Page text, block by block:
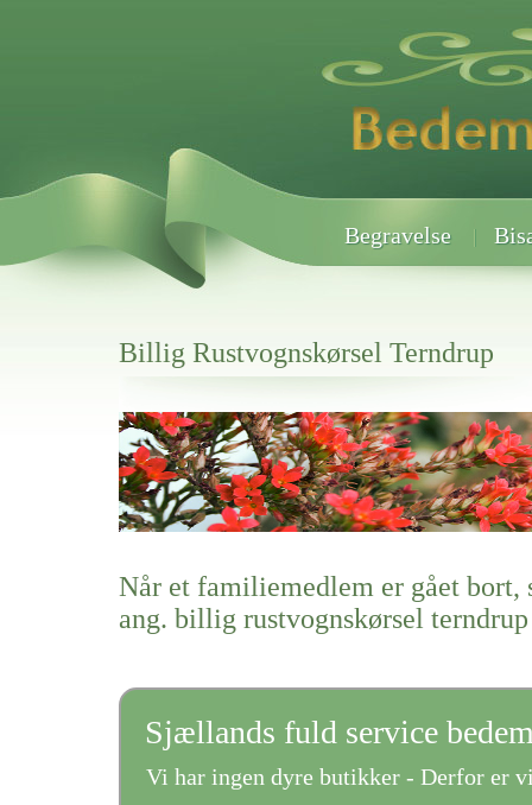
Begravelse
Billig Rustvognskørsel Terndrup
Her hos os får du altid en god afslutning når det gælder
Billig Rustvognskørsel Terndrup
vi hjælper i alle faser af begravelsel
Når et familiemedlem er gået bort,
ang. billig rustvognskørsel terndrup
Sjællands fuld service
Vi har ingen dyre butikker - Derfor er